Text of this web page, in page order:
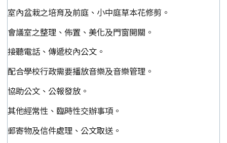
室內盆栽之培育及前庭、小中庭草本花修剪。
會議室之整理、佈置、美化及門窗開關。
接聽電話、傳遞校內公文。
配合學校行政需要播放音樂及音樂管理。
協助公文、公報發放。
其他經常性、臨時性交辦事項。
郵寄物及信件處理、公文取送。